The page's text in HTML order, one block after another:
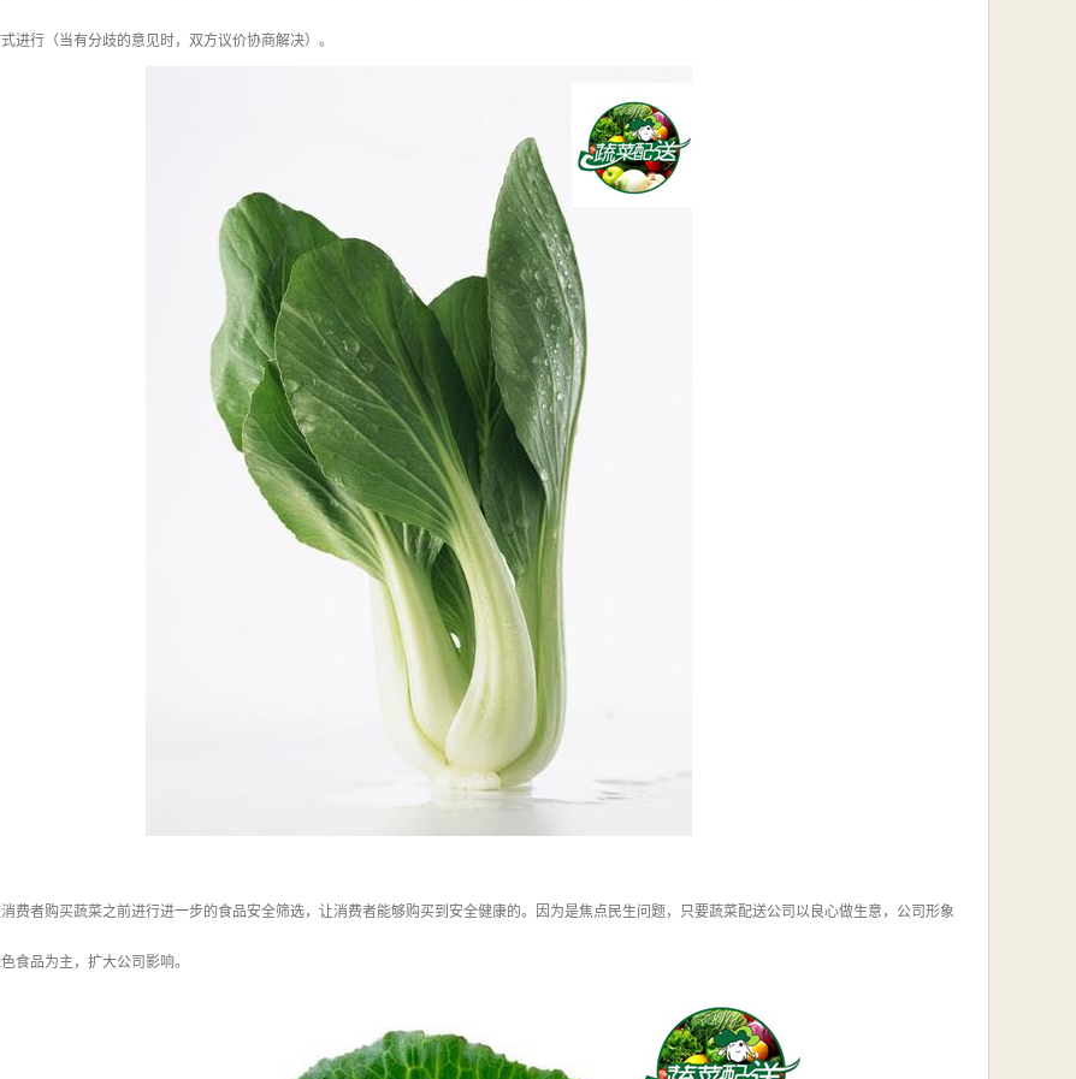
进行（当有分歧的意见时，双方议价协商解决）。
费者购买蔬菜之前进行进一步的食品安全筛选，让消费者能够购买到安全健康的。因为是焦点民生问题，只要蔬菜配送公司以良心做生意，公司形象
食品为主，扩大公司影响。